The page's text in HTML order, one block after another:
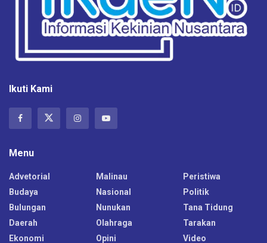
Ikuti Kami
Menu
Advetorial
Budaya
Bulungan
Daerah
Ekonomi
Malinau
Nasional
Nunukan
Olahraga
Opini
Peristiwa
Politik
Tana Tidung
Tarakan
Video